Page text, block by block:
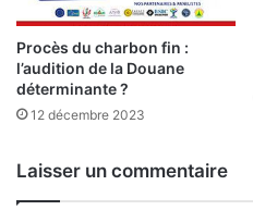
o
:
U
n
s
a
Procès du charbon fin :
l’audition de la Douane
déterminante ?
12 décembre 2023
Laisser un commentaire